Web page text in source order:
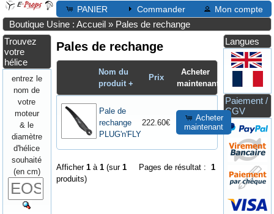
PANIER Commander Mon compte
Boutique Usine : Accueil » Pales de rechange
Trouvez
votre
hélice
entrez le
nom de
votre
moteur
& le
diamètre
d'hélice
souhaité
(en cm)
Pales de rechange
Nom du
produit +
Prix
Acheter
maintenant
Pale de
rechange
PLUG'n'FLY
222.60€
Acheter
maintenant
Pages de résultat : 1
Afficher1 à1 (sur1
produits)
Langues
Paiement /
CGV